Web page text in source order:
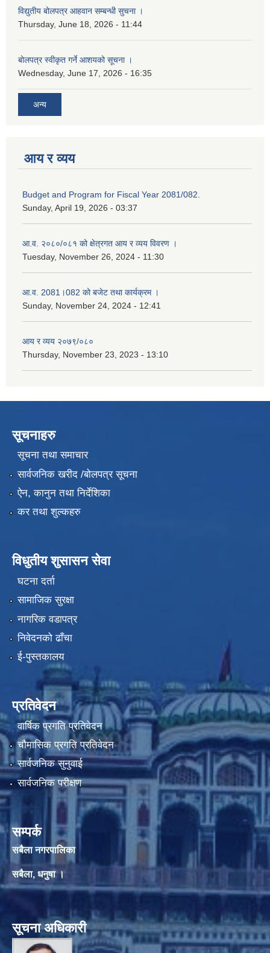
विद्युतीय बोलपत्र आहवान सम्बन्धी सुचना ।
Thursday, June 18, 2026 - 11:44
बोलपत्र स्वीकृत गर्ने आशयको सूचना ।
Wednesday, June 17, 2026 - 16:35
अन्य
आय र व्यय
Budget and Program for Fiscal Year 2081/082.
Sunday, April 19, 2026 - 03:37
आ.व. २०८०/०८१ को क्षेत्रगत आय र व्यय विवरण ।
Tuesday, November 26, 2024 - 11:30
आ.व. 2081।082 को बजेट तथा कार्यक्रम ।
Sunday, November 24, 2024 - 12:41
आय र व्यय २०७९/०८०
Thursday, November 23, 2023 - 13:10
सूचनाहरु
सूचना तथा समाचार
सार्वजनिक खरीद /बोलपत्र सूचना
ऐन, कानुन तथा निर्देशिका
कर तथा शुल्कहरु
विधुतीय शुसासन सेवा
घटना दर्ता
सामाजिक सुरक्षा
नागरिक वडापत्र
निवेदनको ढाँचा
ई-पुस्तकालय
प्रतिवेदन
वार्षिक प्रगति प्रतिवेदन
चौमासिक प्रगति प्रतिवेदन
सार्वजनिक सुनुवाई
सार्वजनिक परीक्षण
सम्पर्क
सबैला नगरपालिका
सबैला, धनुषा ।
सूचना अधिकारी